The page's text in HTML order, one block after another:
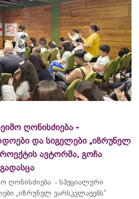
ღონისძიება -
და სიგელები „იზრუნელ
ავტორმა, გოჩა
ღონისძიება - სპეციალური
„იზრუნელ ვარსკვლავებს“